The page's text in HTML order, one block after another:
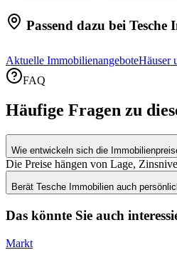
Passend dazu bei Tesche
Aktuelle ImmobilienangeboteHäuser
FAQ
Häufige Fragen zu
Wie entwickeln sich die
Die Preise hängen von Lage,
Berät Tesche Immobilien auch
Das könnte Sie auch
Markt